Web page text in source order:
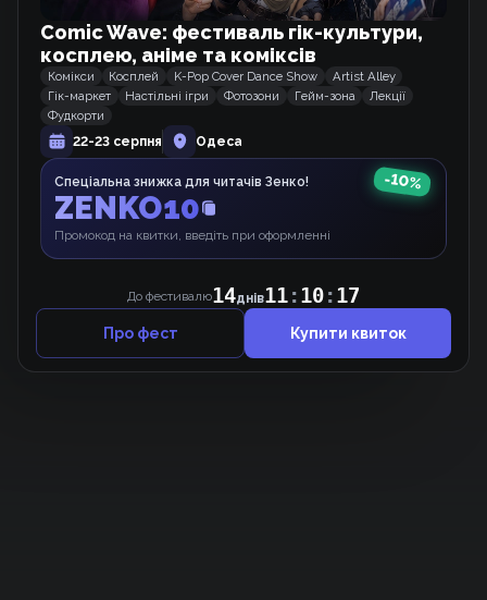
Від Солдата до Монарха
Манхва
100-та регресія гравця максимального
Манхва
Comic Wave: фестиваль гік-культури,
косплею, аніме та коміксів
Комікси Косплей K-Pop Cover Dance Show
Artist Alley
Гік-маркет
Настільні ігри Фотозони Гейм-зона
Лекції
Фудкорти
22-23 серпня
Одеса
Спеціальна знижка для читачів Зенко!
ZENKO10
Промокод на квитки, введіть при оформленні
-10%
До фестивалю14днів11:10:17
Про фест Купити квиток